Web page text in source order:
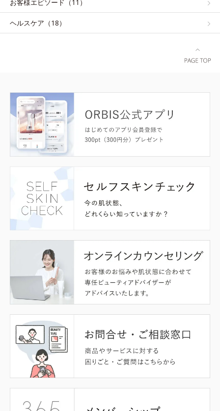
お客様エピソード（11）
ヘルスケア（18）